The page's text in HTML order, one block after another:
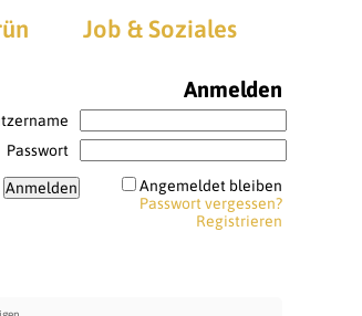
Job & Soziales
Anmelden
Passwort
Angemeldet bleiben
Passwort vergessen?
Registrieren